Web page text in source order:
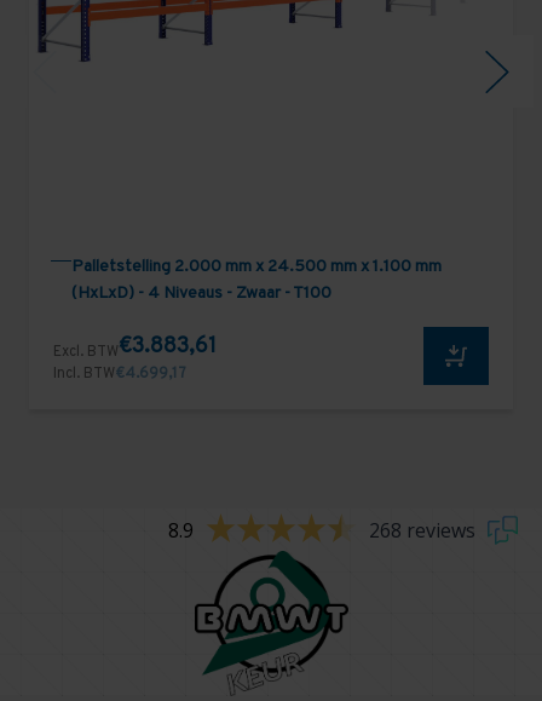
Palletstelling 2.000 mm x 24.500 mm x 1.100 mm
(HxLxD) - 4 Niveaus - Zwaar - T100
Excl. BTW€3.883,61
Incl. BTW€4.699,17
8.9 268 reviews